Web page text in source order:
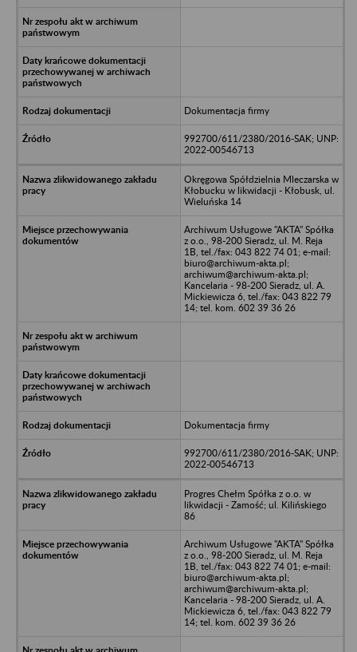
Dokumentacja firmy
992700/611/2380/2016-SAK; UNP:
2022-00546713
Okręgowa Spółdzielnia Mleczarska w
Kłobucku w likwidacji - Kłobusk, ul.
Wieluńska 14
Archiwum Usługowe "AKTA" Spółka
z o.o., 98-200 Sieradz, ul. M. Reja
1B, tel./fax: 043 822 74 01; e-mail:
biuro@archiwum-akta.pl;
archiwum@archiwum-akta.pl;
Kancelaria - 98-200 Sieradz, ul. A.
Mickiewicza 6, tel./fax: 043 822 79
14; tel. kom. 602 39 36 26
Dokumentacja firmy
992700/611/2380/2016-SAK; UNP:
2022-00546713
Progres Chełm Spółka z o.o. w
likwidacji - Zamość; ul. Kilińskiego
86
Archiwum Usługowe "AKTA" Spółka
z o.o., 98-200 Sieradz, ul. M. Reja
1B, tel./fax: 043 822 74 01; e-mail:
biuro@archiwum-akta.pl;
archiwum@archiwum-akta.pl;
Kancelaria - 98-200 Sieradz, ul. A.
Mickiewicza 6, tel./fax: 043 822 79
14; tel. kom. 602 39 36 26